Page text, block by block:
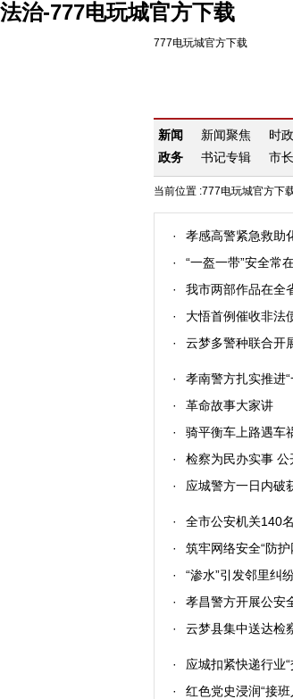
法治-777电玩城官方下载
777电玩城官方下载
新闻 新闻聚焦 时
政务
书记专辑 市
当前位置 :777电玩城官方下
·
孝感高警紧急救助
·
“一盔一带”安全常
·
我市两部作品在全
·
大悟首例催收非法
· 云梦多警种联合开
·
孝南警方扎实推进
·
革命故事大家讲
·
骑平衡车上路遇车
·
检察为民办实事 公
· 应城警方一日内破
·
全市公安机关140
·
筑牢网络安全“防护
·
“渗水”引发邻里纠
·
孝昌警方开展公安
· 云梦县集中送达检
·
应城扣紧快递行业
·
红色党史浸润“接班